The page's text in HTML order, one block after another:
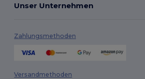
Unser Unternehmen
Zahlungsmethoden
Versandmethoden